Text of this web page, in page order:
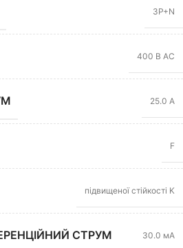
3P+N
400 В AC
25.0 А
F
підвищеної стійкості K
СТРУМ 30.0 мА